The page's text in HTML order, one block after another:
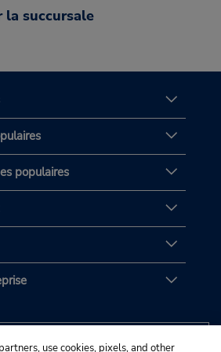
succursale
populaires
use cookies, pixels, and other